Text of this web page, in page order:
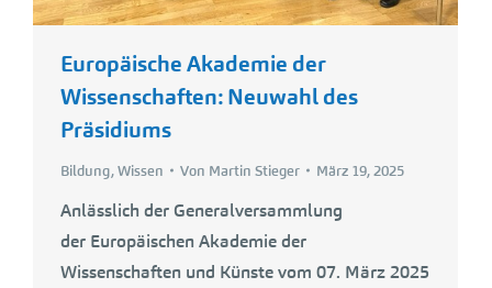
Europäische Akademie der
Wissenschaften: Neuwahl des
Präsidiums
Bildung,Wissen Von Martin Stieger März 19, 2025
Anlässlich der Generalversammlung
der Europäischen Akademie der
Wissenschaften und Künste vom 07. März 2025